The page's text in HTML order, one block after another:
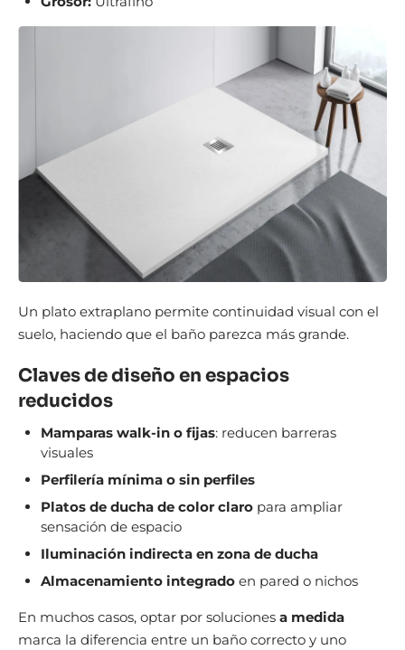
Un plato extraplano permite continuidad visual con el
suelo, haciendo que el baño parezca más grande.
Claves de diseño en espacios
reducidos
Mamparas walk-in o fijas: reducen barreras
visuales
Perfilería mínima o sin perfiles
Platos de ducha de color claro para ampliar
sensación de espacio
Iluminación indirecta en zona de ducha
Almacenamiento integrado en pared o nichos
En muchos casos, optar por soluciones a medida
marca la diferencia entre un baño correcto y uno